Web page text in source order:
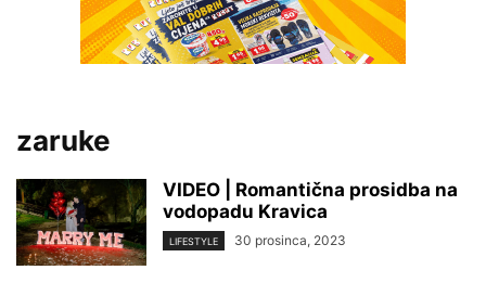
zaruke
VIDEO | Romantična prosidba na
vodopadu Kravica
LIFESTYLE 30 prosinca, 2023